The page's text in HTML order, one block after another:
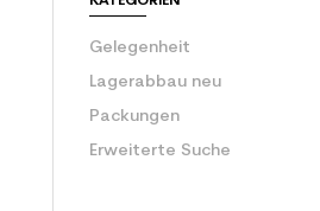
Gelegenheit
Lagerabbau neu
Packungen
Erweiterte Suche